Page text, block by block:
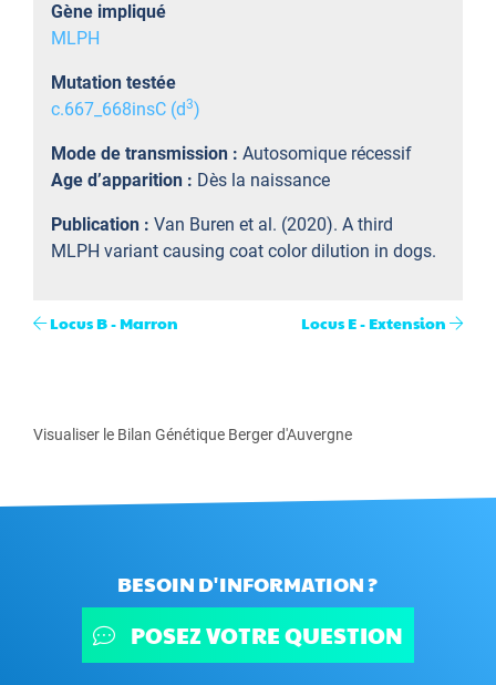
Gène impliqué
MLPH
Mutation testée
c.667_668insC (d3)
Mode de transmission : Autosomique récessif
Age d’apparition : Dès la naissance
Publication : Van Buren et al. (2020). A third
MLPH variant causing coat color dilution in dogs.
Locus B - Marron Locus E - Extension
Visualiser le Bilan Génétique Berger d'Auvergne
BESOIN D'INFORMATION ?
POSEZ VOTRE QUESTION